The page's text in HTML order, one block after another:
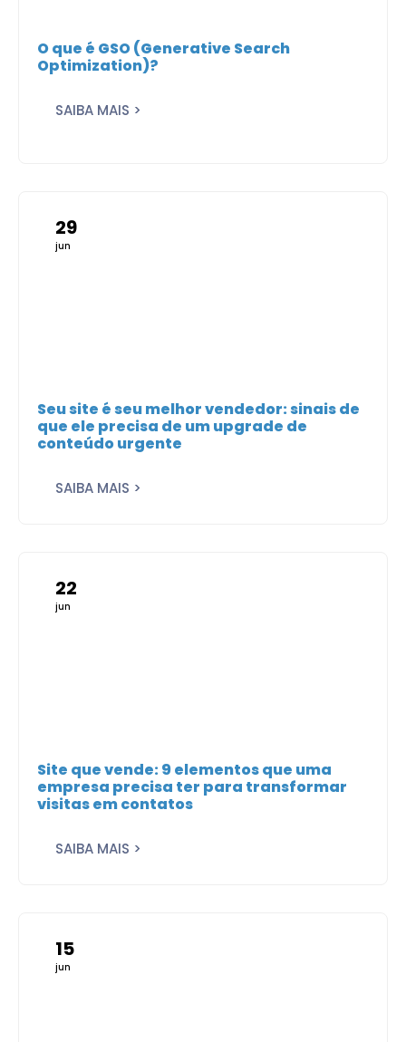
O que é GSO (Generative Search
Optimization)?
SAIBA MAIS >
29
jun
Seu site é seu melhor vendedor: sinais de
que ele precisa de um upgrade de
conteúdo urgente
SAIBA MAIS >
22
jun
Site que vende: 9 elementos que uma
empresa precisa ter para transformar
visitas em contatos
SAIBA MAIS >
15
jun